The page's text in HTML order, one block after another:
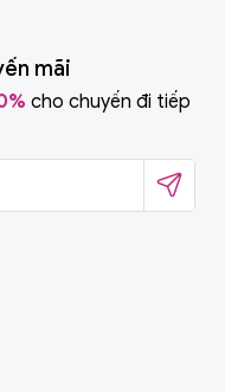
mãi
cho chuyến đi tiếp